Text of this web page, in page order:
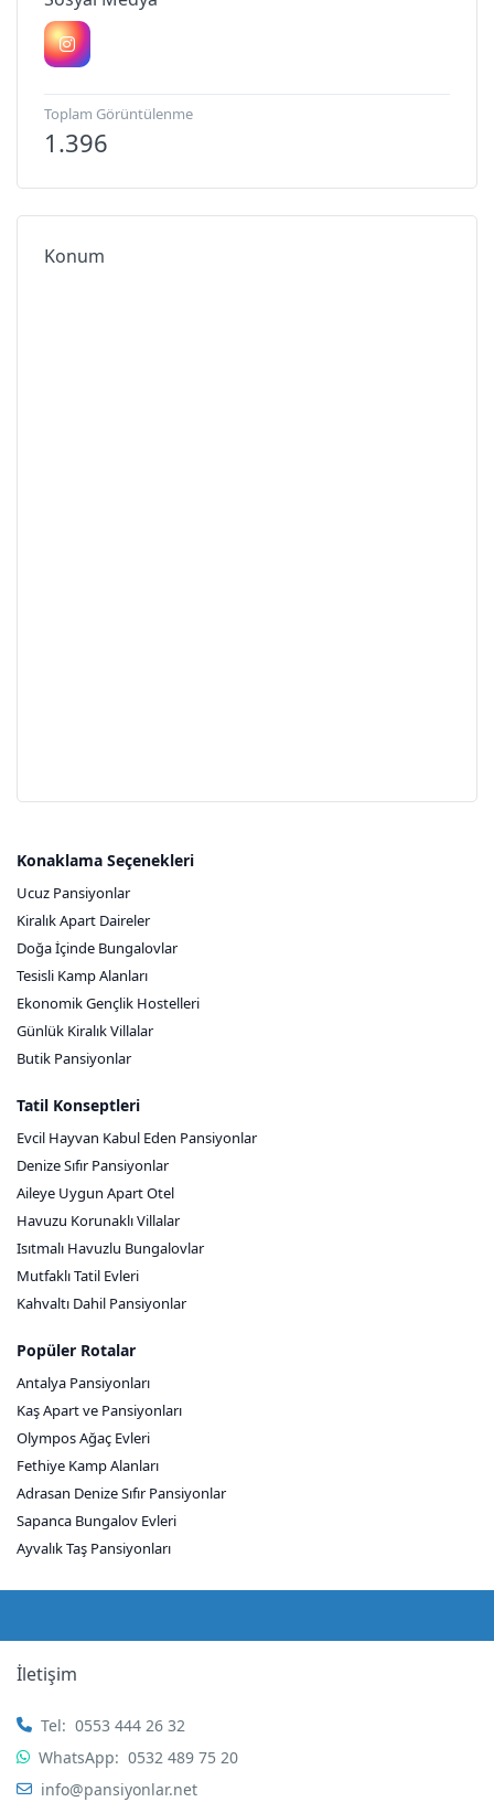
Toplam Görüntülenme
1.396
Konum
Konaklama Seçenekleri
Ucuz Pansiyonlar
Kiralık Apart Daireler
Doğa İçinde Bungalovlar
Tesisli Kamp Alanları
Ekonomik Gençlik Hostelleri
Günlük Kiralık Villalar
Butik Pansiyonlar
Tatil Konseptleri
Evcil Hayvan Kabul Eden Pansiyonlar
Denize Sıfır Pansiyonlar
Aileye Uygun Apart Otel
Havuzu Korunaklı Villalar
Isıtmalı Havuzlu Bungalovlar
Mutfaklı Tatil Evleri
Kahvaltı Dahil Pansiyonlar
Popüler Rotalar
Antalya Pansiyonları
Kaş Apart ve Pansiyonları
Olympos Ağaç Evleri
Fethiye Kamp Alanları
Adrasan Denize Sıfır Pansiyonlar
Sapanca Bungalov Evleri
Ayvalık Taş Pansiyonları
İletişim
Tel: 0553 444 26 32
WhatsApp: 0532 489 75 20
info@pansiyonlar.net